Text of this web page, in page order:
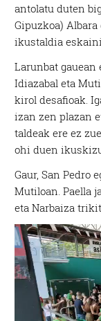
antolatu duten
Gipuzkoa)
ikustaldia
Larunbat
Idiazabal eta
kirol desafioak.
izan zen plazan
taldeak ere ez
ohi duen
Gaur, San Pedro
Mutiloan. Paella
eta Narbaiza
Bideo
erreproduzigailua